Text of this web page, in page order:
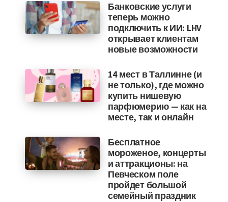
Банковские услуги
теперь можно
подключить к ИИ: LHV
открывает клиентам
новые возможности
14 мест в Таллинне (и
не только), где можно
купить нишевую
парфюмерию — как на
месте, так и онлайн
Бесплатное
мороженое, концерты
и аттракционы: на
Певческом поле
пройдет большой
семейный праздник